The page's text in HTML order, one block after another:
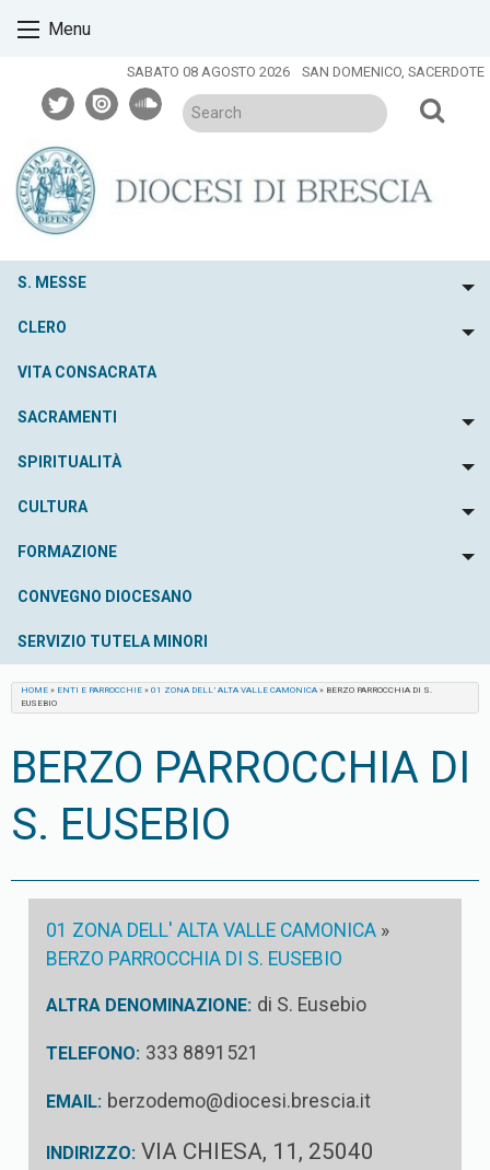
Menu
SABATO 08 AGOSTO 2026 SAN DOMENICO, SACERDOTE
twitterissuusoundcloud
S. MESSE
CLERO
VITA CONSACRATA
SACRAMENTI
SPIRITUALITÀ
CULTURA
FORMAZIONE
CONVEGNO DIOCESANO
SERVIZIO TUTELA MINORI
HOME » ENTI E PARROCCHIE » 01 ZONA DELL’ ALTA VALLE CAMONICA » BERZO PARROCCHIA DI S.
EUSEBIO
BERZO PARROCCHIA DI
S. EUSEBIO
01 ZONA DELL' ALTA VALLE CAMONICA »
BERZO PARROCCHIA DI S. EUSEBIO
ALTRA DENOMINAZIONE: di S. Eusebio
TELEFONO: 333 8891521
EMAIL: berzodemo@diocesi.brescia.it
INDIRIZZO: VIA CHIESA, 11, 25040